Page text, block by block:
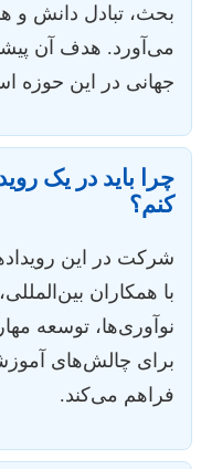
بحث، تبادل دانش و
می‌آورد. هدف آن
جهانی در این حوزه
چرا باید در یک
کنم؟
شرکت در این
با همکاران
نوآوری‌ها، توسعه
برای چالش‌های
فراهم می‌کند.